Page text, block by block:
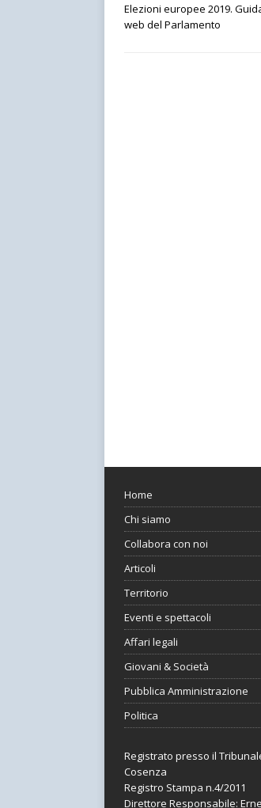
Elezioni europee 2019.
web del Parlamento
Home
Chi siamo
Collabora con noi
Articoli
Territorio
Eventi e spettacoli
Affari legali
Giovani & Società
Pubblica Amministrazione
Politica
Registrato presso il
Cosenza
Registro Stampa n.4/2011
Direttore Responsabile: